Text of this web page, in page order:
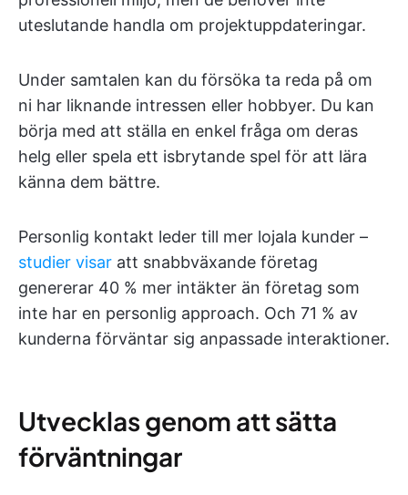
uteslutande handla om projektuppdateringar.
Under samtalen kan du försöka ta reda på om
ni har liknande intressen eller hobbyer. Du kan
börja med att ställa en enkel fråga om deras
helg eller spela ett isbrytande spel för att lära
känna dem bättre.
Personlig kontakt leder till mer lojala kunder –
studier visar att snabbväxande företag
genererar 40 % mer intäkter än företag som
inte har en personlig approach. Och 71 % av
kunderna förväntar sig anpassade interaktioner.
Utvecklas genom att sätta
förväntningar